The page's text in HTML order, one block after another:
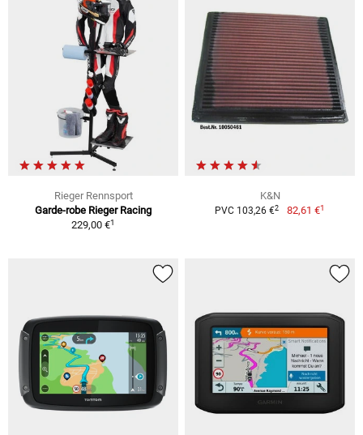
Rieger Rennsport
Garde-robe Rieger Racing
229,00 €1
K&N
PVC 103,26 €2 82,61 €1